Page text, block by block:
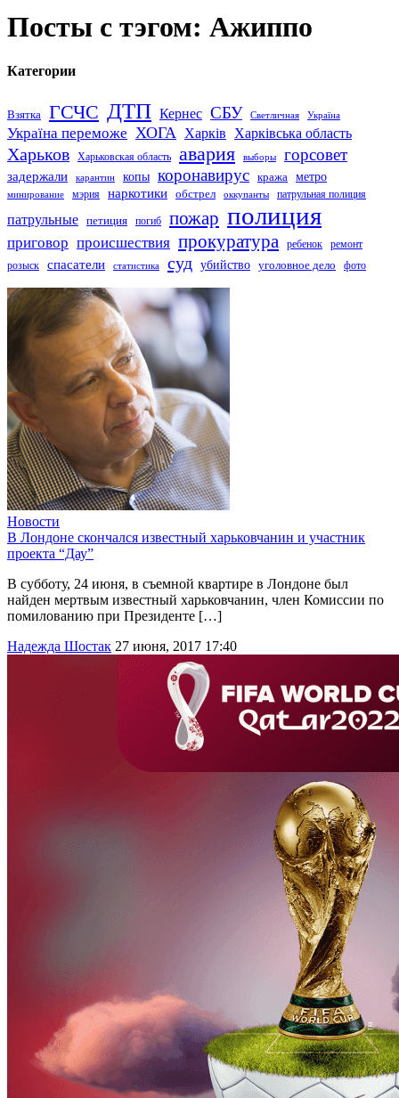
Посты с тэгом: Ажиппо
Категории
Взятка ГСЧС ДТП Кернес СБУ Светличная Україна
Україна переможе ХОГА Харків Харківська область
Харьков Харьковская область авария выборы горсовет
задержали карантин копы коронавирус кража метро
минирование мэрия наркотики обстрел оккупанты патрульная полиция
патрульные петиция погиб пожар полиция
приговор происшествия прокуратура ребенок
ремонт
розыск
спасатели статистика суд убийство уголовное дело фото
Новости
В Лондоне скончался известный харьковчанин и участник
проекта “Дау”
В субботу, 24 июня, в съемной квартире в Лондоне был
найден мертвым известный харьковчанин, член Комиссии по
помилованию при Президенте […]
Надежда Шостак 27 июня, 2017 17:40